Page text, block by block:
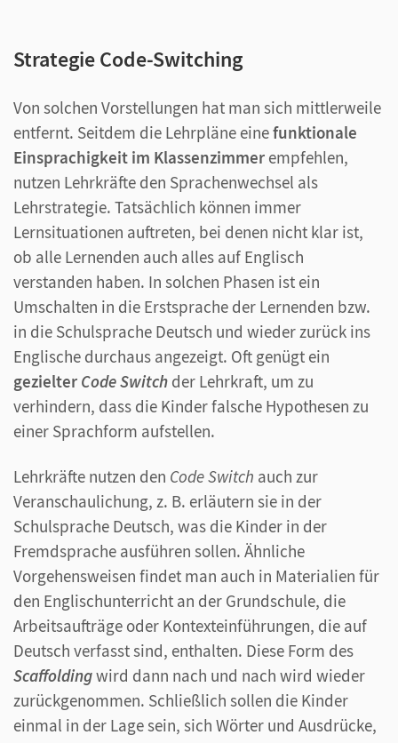
Strategie Code-Switching
Von solchen Vorstellungen hat man sich mittlerweile
entfernt. Seitdem die Lehrpläne einefunktionale
Einsprachigkeit im Klassenzimmer empfehlen,
nutzen Lehrkräfte den Sprachenwechsel als
Lehrstrategie. Tatsächlich können immer
Lernsituationen auftreten, bei denen nicht klar ist,
ob alle Lernenden auch alles auf Englisch
verstanden haben. In solchen Phasen ist ein
Umschalten in die Erstsprache der Lernenden bzw.
in die Schulsprache Deutsch und wieder zurück ins
Englische durchaus angezeigt. Oft genügt ein
gezielter Code Switch der Lehrkraft, um zu
verhindern, dass die Kinder falsche Hypothesen zu
einer Sprachform aufstellen.
Lehrkräfte nutzen den Code Switch auch zur
Veranschaulichung, z. B. erläutern sie in der
Schulsprache Deutsch, was die Kinder in der
Fremdsprache ausführen sollen. Ähnliche
Vorgehensweisen findet man auch in Materialien für
den Englischunterricht an der Grundschule, die
Arbeitsaufträge oder Kontexteinführungen, die auf
Deutsch verfasst sind, enthalten. Diese Form des
Scaffoldingwird dann nach und nach wird wieder
zurückgenommen. Schließlich sollen die Kinder
einmal in der Lage sein, sich Wörter und Ausdrücke,